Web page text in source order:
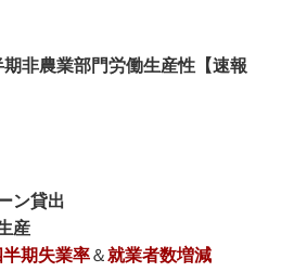
期非農業部門労働生産性【速報
ン貸出
産
半期失業率＆就業者数増減